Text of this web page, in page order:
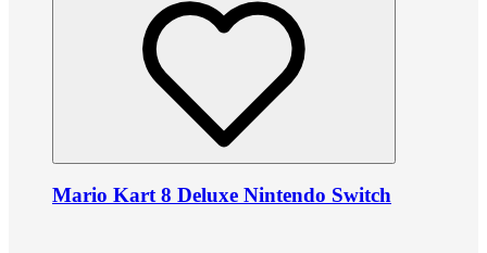
Mario Kart 8 Deluxe Nintendo Switch